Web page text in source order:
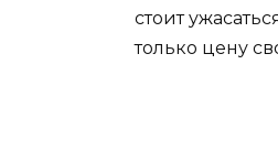
стоит
только цену